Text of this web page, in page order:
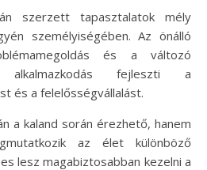
szerzett tapasztalatok mély
személyiségében. Az önálló
és a változó
alkalmazkodás fejleszti a
és a felelősségvállalást.
a kaland során érezhető, hanem
az élet különböző
lesz magabiztosabban kezelni a